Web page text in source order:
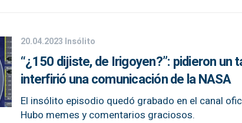
20.04.2023 Insólito
“¿150 dijiste, de Irigoyen?”: pidieron un
interfirió una comunicación de la NASA
El insólito episodio quedó grabado en el canal
Hubo memes y comentarios graciosos.